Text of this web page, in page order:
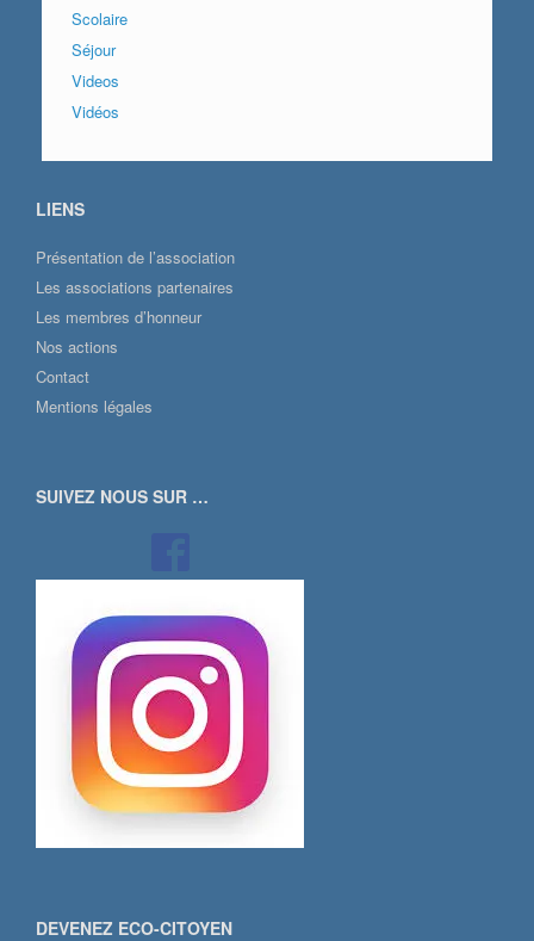
Scolaire
Séjour
Videos
Vidéos
LIENS
Présentation de l’association
Les associations partenaires
Les membres d’honneur
Nos actions
Contact
Mentions légales
SUIVEZ NOUS SUR …
DEVENEZ ECO-CITOYEN